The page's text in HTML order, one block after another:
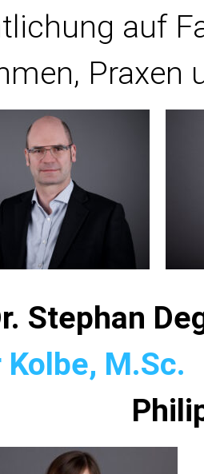
auf
Praxen
Dr.
Kolbe, M.Sc.